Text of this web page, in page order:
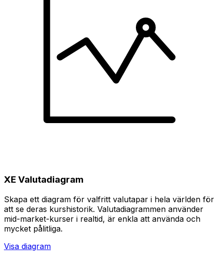
XE Valutadiagram
Skapa ett diagram för valfritt valutapar i hela världen för
att se deras kurshistorik. Valutadiagrammen använder
mid-market-kurser i realtid, är enkla att använda och
mycket pålitliga.
Visa diagram